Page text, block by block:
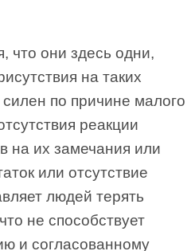
что они здесь одни,
на таких
по причине малого
реакции
на их замечания или
или отсутствие
людей терять
не способствует
и согласованному